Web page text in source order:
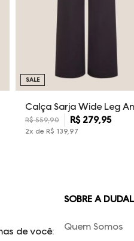
R$ 559,90 R$ 279,95
2x de R$ 139, 97
SALE
de você:
SOBRE A
Quem Somos